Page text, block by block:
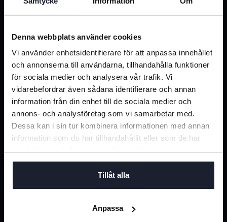
Denna webbplats använder cookies
Vi använder enhetsidentifierare för att anpassa innehållet
och annonserna till användarna, tillhandahålla funktioner
för sociala medier och analysera vår trafik. Vi
vidarebefordrar även sådana identifierare och annan
information från din enhet till de sociala medier och
annons- och analysföretag som vi samarbetar med.
Dessa kan i sin tur kombinera informationen med annan
information som du har tillhandahållit eller som de har
Tillåt alla
Anpassa
och exempel för Bilpriser API?
Hur kommer jag igång med Bilpriser
API?
>> Här kan du läsa mer om Bilpriser API